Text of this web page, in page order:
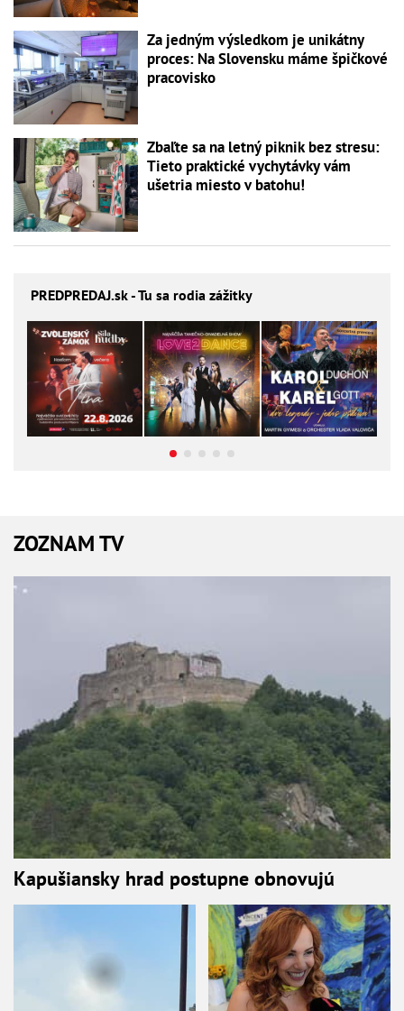
Za jedným výsledkom je unikátny
proces: Na Slovensku máme špičkové
pracovisko
Zbaľte sa na letný piknik bez stresu:
Tieto praktické vychytávky vám
ušetria miesto v batohu!
PREDPREDAJ.sk - Tu sa rodia zážitky
ZOZNAM TV
Kapušiansky hrad postupne obnovujú